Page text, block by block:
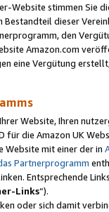
Website stimmen Sie
Bestandteil dieser
den
Amazon.com
eine Vergütung
Website, Ihren
die Amazon UK
Website mit einer der in
Partnerprogramm
Entsprechende
Links“).
oder sich damit